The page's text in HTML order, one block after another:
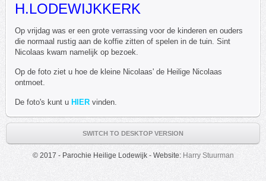
H.LODEWIJKKERK
Op vrijdag was er een grote verrassing voor de kinderen en ouders
die normaal rustig aan de koffie zitten of spelen in de tuin. Sint
Nicolaas kwam namelijk op bezoek.
Op de foto ziet u hoe de kleine Nicolaas' de Heilige Nicolaas
ontmoet.
De foto's kunt u HIER vinden.
SWITCH TO DESKTOP VERSION
© 2017 - Parochie Heilige Lodewijk - Website: Harry Stuurman